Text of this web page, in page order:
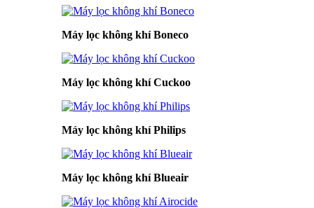
Máy lọc không khí Boneco
Máy lọc không khí Cuckoo
Máy lọc không khí Philips
Máy lọc không khí Blueair